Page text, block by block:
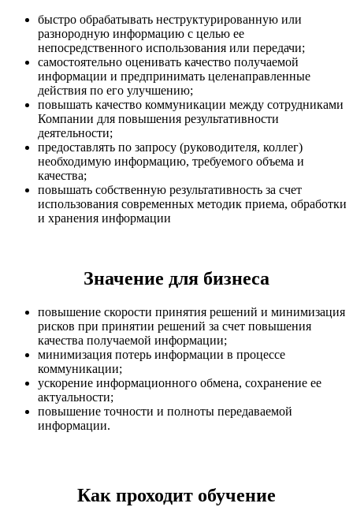
быстро обрабатывать неструктурированную или
разнородную информацию с целью ее
непосредственного использования или передачи;
самостоятельно оценивать качество получаемой
информации и предпринимать целенаправленные
действия по его улучшению;
повышать качество коммуникации между сотрудниками
Компании для повышения результативности
деятельности;
предоставлять по запросу (руководителя, коллег)
необходимую информацию, требуемого объема и
качества;
повышать собственную результативность за счет
использования современных методик приема, обработки
и хранения информации
Значение для бизнеса
повышение скорости принятия решений и минимизация
рисков при принятии решений за счет повышения
качества получаемой информации;
минимизация потерь информации в процессе
коммуникации;
ускорение информационного обмена, сохранение ее
актуальности;
повышение точности и полноты передаваемой
информации.
Как проходит обучение​